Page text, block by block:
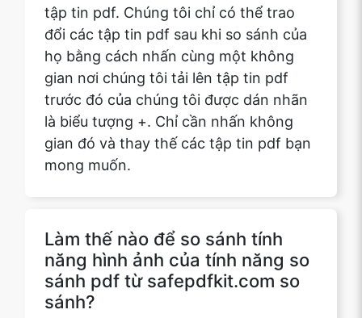
Copy Link
gian nơi chúng tôi tải lên tập tin pdf
trước đó của chúng tôi được dán nhãn
là biểu tượng +. Chỉ cần nhấn không
gian đó và thay thế các tập tin pdf bạn
mong muốn.
Làm thế nào để so sánh tính
sánh?
So sánh hình ảnh là một tính năng mới
được trình bày bởi các so sánh pdf từ
safepdfkit.com. Nó phù hợp với hình